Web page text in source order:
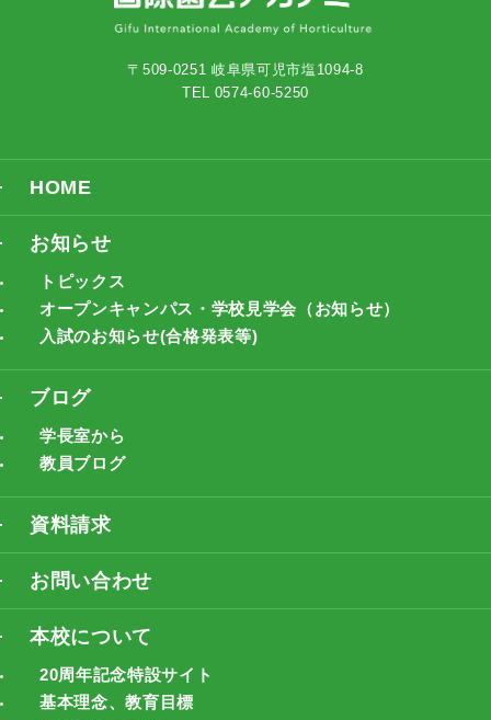
〒509-0251 岐阜県可児市塩1094-8
TEL 0574-60-5250
HOME
お知らせ
トピックス
オープンキャンパス・学校見学会（お知らせ）
入試のお知らせ(合格発表等)
ブログ
学長室から
教員ブログ
資料請求
お問い合わせ
本校について
20周年記念特設サイト
基本理念、教育目標